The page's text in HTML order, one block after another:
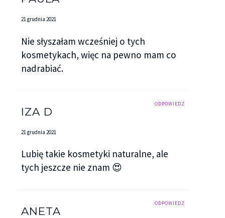
21 grudnia 2021
Nie słyszałam wcześniej o tych
kosmetykach, więc na pewno mam co
nadrabiać.
ODPOWIEDZ
IZA D
21 grudnia 2021
Lubię takie kosmetyki naturalne, ale
tych jeszcze nie znam 😍
ODPOWIEDZ
ANETA